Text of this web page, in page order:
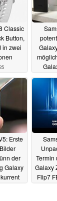
Classic
Button,
in zwei
Erste
der
Galaxy
Termin
Galaxy
Flip7